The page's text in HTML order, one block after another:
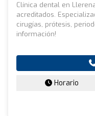
Clínica dental en
acreditados.
cirugías, prótesis,
información!
Horario